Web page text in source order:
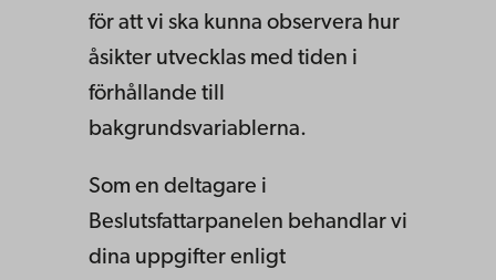
för att vi ska kunna observera hur
åsikter utvecklas med tiden i
förhållande till
bakgrundsvariablerna.
Som en deltagare i
Beslutsfattarpanelen behandlar vi
dina uppgifter enligt